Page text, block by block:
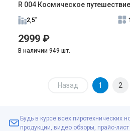
R 004 Космическое
2,5"
2999 ₽
В наличии 949 шт.
Назад 1 2
Будь в курсе всех пиротехнических
продукции, видео обзоры, прайс-лист